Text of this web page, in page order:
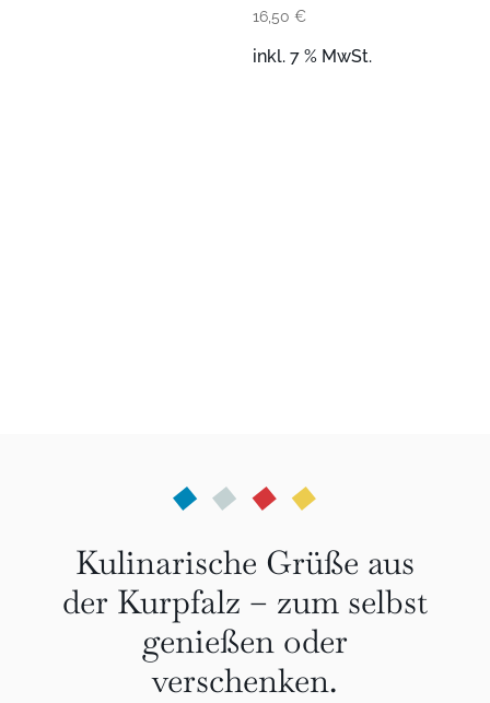
16,50€
inkl. 7 % MwSt.
Kulinarische Grüße aus
der Kurpfalz – zum selbst
genießen oder
verschenken.